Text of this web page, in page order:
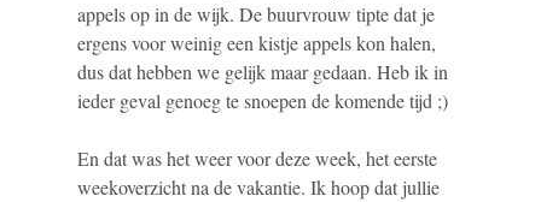
appels op in de wijk. De buurvrouw tipte dat je
ergens voor weinig een kistje appels kon halen,
dus dat hebben we gelijk maar gedaan. Heb ik in
ieder geval genoeg te snoepen de komende tijd ;)
En dat was het weer voor deze week, het eerste
weekoverzicht na de vakantie. Ik hoop dat jullie